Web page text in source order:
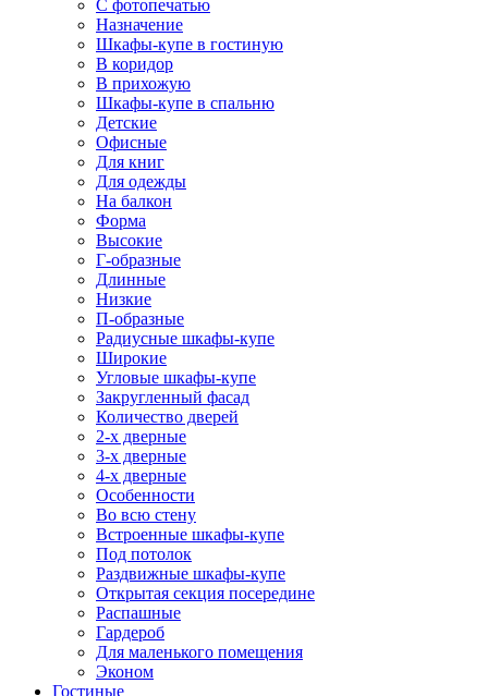
С фотопечатью
Назначение
Шкафы-купе в гостиную
В коридор
В прихожую
Шкафы-купе в спальню
Детские
Офисные
Для книг
Для одежды
На балкон
Форма
Высокие
Г-образные
Длинные
Низкие
П-образные
Радиусные шкафы-купе
Широкие
Угловые шкафы-купе
Закругленный фасад
Количество дверей
2-х дверные
3-х дверные
4-х дверные
Особенности
Во всю стену
Встроенные шкафы-купе
Под потолок
Раздвижные шкафы-купе
Открытая секция посередине
Распашные
Гардероб
Для маленького помещения
Эконом
Гостиные